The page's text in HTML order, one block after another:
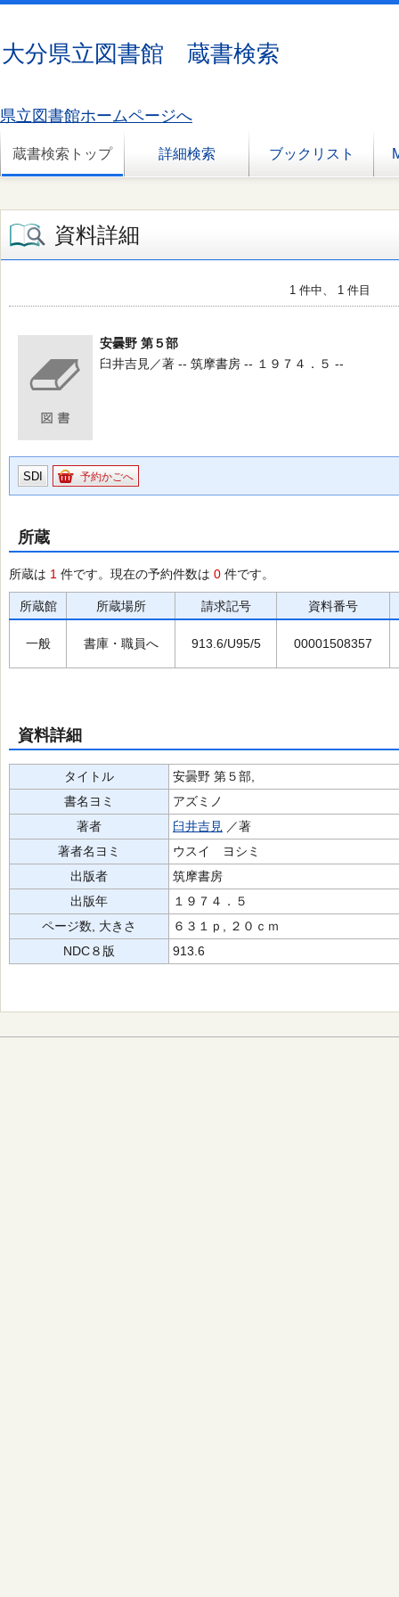
大分県立図書館 蔵書検索
県立図書館ホームページへ
蔵書検索トップ 詳細検索 ブックリスト
資料詳細
1 件中、 1 件目
安曇野 第５部
臼井吉見／著 -- 筑摩書房 -- １９７４．５ --
SDI 予約かごへ
所蔵
所蔵は 1 件です。現在の予約件数は 0 件です。
所蔵館 所蔵場所 請求記号 資料番号
一般 書庫・職員へ 913.6/U95/5 00001508357
資料詳細
タイトル
安曇野 第５部,
書名ヨミ
アズミノ
著者
臼井吉見 ／著
著者名ヨミ
ウスイ ヨシミ
出版者
筑摩書房
出版年
１９７４．５
ページ数, 大きさ
６３１ｐ, ２０ｃｍ
NDC８版
913.6